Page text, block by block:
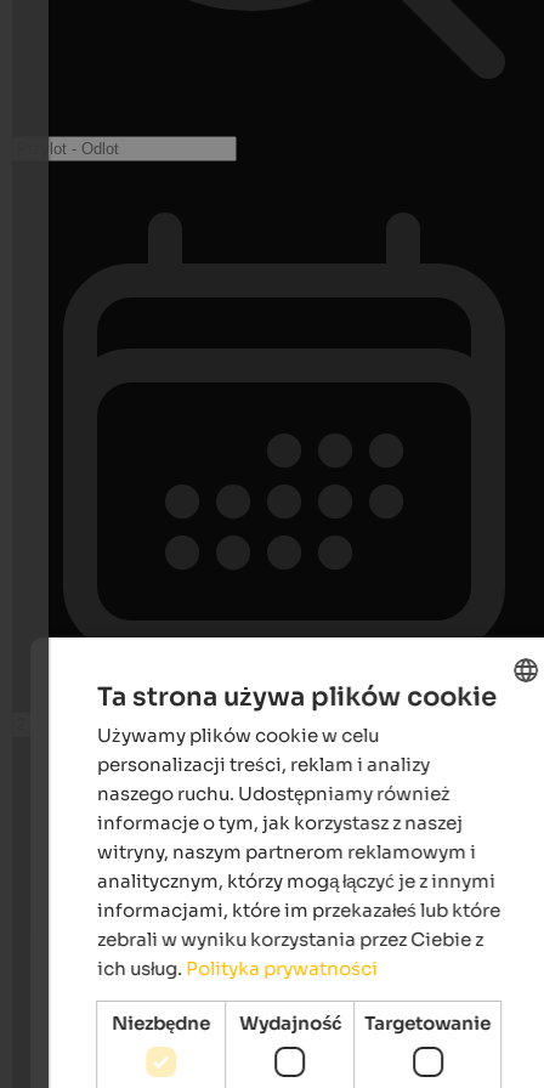
Ta strona używa plików cookie
Używamy plików cookie w celu
personalizacji treści, reklam i analizy
naszego ruchu. Udostępniamy również
informacje o tym, jak korzystasz z naszej
witryny, naszym partnerom reklamowym i
analitycznym, którzy mogą łączyć je z innymi
informacjami, które im przekazałeś lub które
zebrali w wyniku korzystania przez Ciebie z
ich usług. Polityka prywatności
Niezbędne Wydajność Targetowanie